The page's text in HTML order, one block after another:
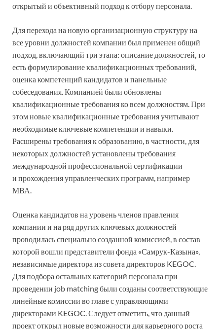
открытый и объективный подход к отбору персонала.
Для перехода на новую организационную структуру на
все уровни должностей компании был применен общий
подход, включающий три этапа: описание должностей, то
есть формулирование квалификационных требований,
оценка компетенций кандидатов и панельные
собеседования. Компанией были обновлены
квалификационные требования ко всем должностям. При
этом новые квалификационные требования учитывают
необходимые ключевые компетенции и навыки.
Расширены требования к образованию, в частности, для
некоторых должностей установлены требования
международной профессиональной сертификации
и прохождения управленческих программ, например
МВА.
Оценка кандидатов на уровень членов правления
компании и на ряд других ключевых должностей
проводилась специально созданной комиссией, в состав
которой вошли представители фонда «Самрук-Казына»,
независимые директора из совета директоров KEGOC.
Для подбора остальных категорий персонала при
проведении job matching были созданы соответствующие
линейные комиссии во главе с управляющими
директорами KEGOC. Следует отметить, что данный
проект открыл новые возможности для карьерного роста